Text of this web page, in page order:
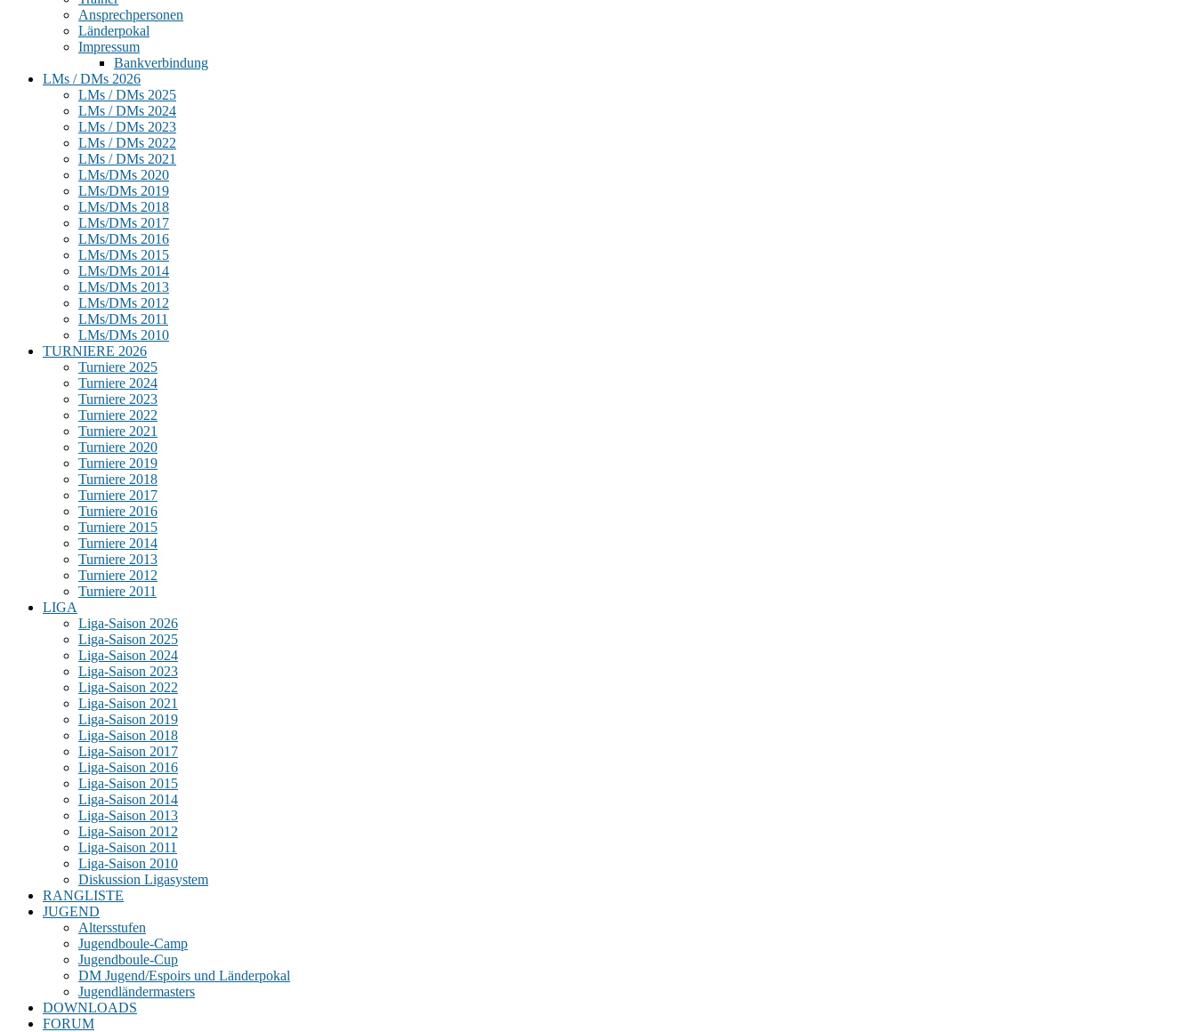
Ansprechpersonen
Länderpokal
Impressum
Bankverbindung
LMs / DMs 2026
LMs / DMs 2025
LMs / DMs 2024
LMs / DMs 2023
LMs / DMs 2022
LMs / DMs 2021
LMs/DMs 2020
LMs/DMs 2019
LMs/DMs 2018
LMs/DMs 2017
LMs/DMs 2016
LMs/DMs 2015
LMs/DMs 2014
LMs/DMs 2013
LMs/DMs 2012
LMs/DMs 2011
LMs/DMs 2010
TURNIERE 2026
Turniere 2025
Turniere 2024
Turniere 2023
Turniere 2022
Turniere 2021
Turniere 2020
Turniere 2019
Turniere 2018
Turniere 2017
Turniere 2016
Turniere 2015
Turniere 2014
Turniere 2013
Turniere 2012
Turniere 2011
LIGA
Liga-Saison 2026
Liga-Saison 2025
Liga-Saison 2024
Liga-Saison 2023
Liga-Saison 2022
Liga-Saison 2021
Liga-Saison 2019
Liga-Saison 2018
Liga-Saison 2017
Liga-Saison 2016
Liga-Saison 2015
Liga-Saison 2014
Liga-Saison 2013
Liga-Saison 2012
Liga-Saison 2011
Liga-Saison 2010
Diskussion Ligasystem
RANGLISTE
JUGEND
Altersstufen
Jugendboule-Camp
Jugendboule-Cup
DM Jugend/Espoirs und Länderpokal
Jugendländermasters
DOWNLOADS
FORUM